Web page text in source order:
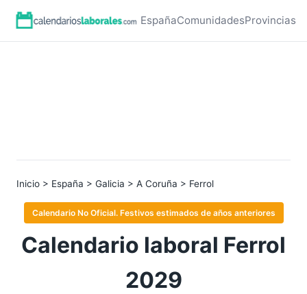
EspañaComunidadesProvincias
Inicio > España > Galicia > A Coruña > Ferrol
Calendario No Oficial. Festivos estimados de años anteriores
Calendario laboral Ferrol
2029